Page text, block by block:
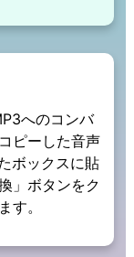
へのコンバ
ピーした音声
ボックスに貼
」ボタンをク
す。